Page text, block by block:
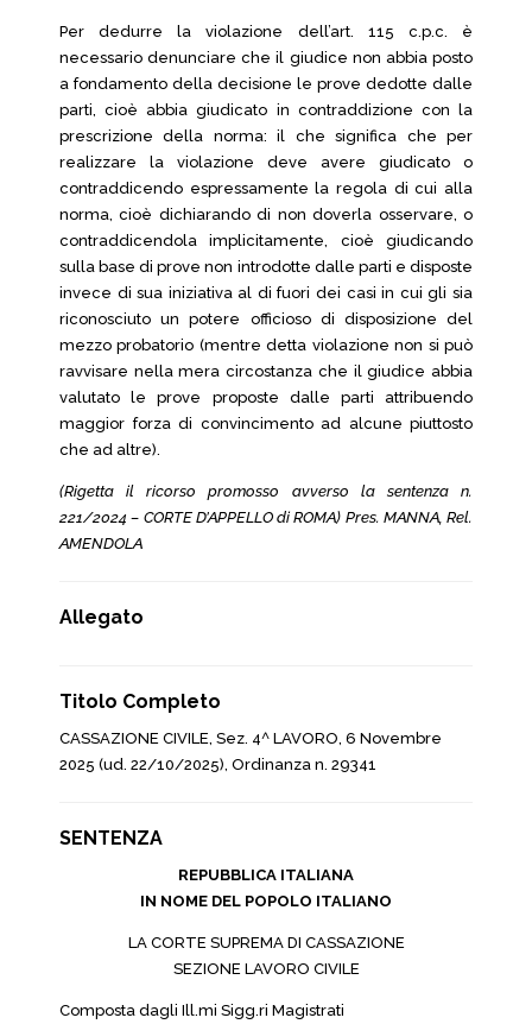
Per dedurre la violazione dell’art. 115 c.p.c. è
necessario denunciare che il giudice non abbia posto
a fondamento della decisione le prove dedotte dalle
parti, cioè abbia giudicato in contraddizione con la
prescrizione della norma: il che significa che per
realizzare la violazione deve avere giudicato o
contraddicendo espressamente la regola di cui alla
norma, cioè dichiarando di non doverla osservare, o
contraddicendola implicitamente, cioè giudicando
sulla base di prove non introdotte dalle parti e disposte
invece di sua iniziativa al di fuori dei casi in cui gli sia
riconosciuto un potere officioso di disposizione del
mezzo probatorio (mentre detta violazione non si può
ravvisare nella mera circostanza che il giudice abbia
valutato le prove proposte dalle parti attribuendo
maggior forza di convincimento ad alcune piuttosto
che ad altre).
(Rigetta il ricorso promosso avverso la sentenza n.
221/2024 – CORTE D’APPELLO di ROMA) Pres. MANNA, Rel.
AMENDOLA
Allegato
Titolo Completo
CASSAZIONE CIVILE, Sez. 4^ LAVORO, 6 Novembre
2025 (ud. 22/10/2025), Ordinanza n. 29341
SENTENZA
REPUBBLICA ITALIANA
IN NOME DEL POPOLO ITALIANO
LA CORTE SUPREMA DI CASSAZIONE
SEZIONE LAVORO CIVILE
Composta dagli Ill.mi Sigg.ri Magistrati